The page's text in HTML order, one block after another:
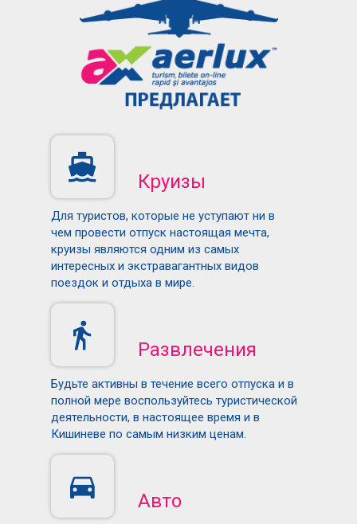
Круизы
Для туристов, которые не уступают ни в
чем провести отпуск настоящая мечта,
круизы являются одним из самых
интересных и экстравагантных видов
поездок и отдыха в мире.
Развлечения
Будьте активны в течение всего отпуска и в
полной мере воспользуйтесь туристической
деятельности, в настоящее время и в
Кишиневе по самым низким ценам.
Авто